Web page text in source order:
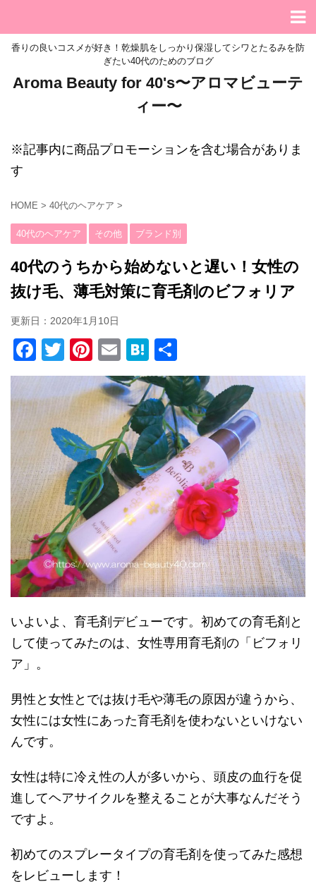
香りの良いコスメが好き！乾燥肌をしっかり保湿してシワとたるみを防
ぎたい40代のためのブログ
Aroma Beauty for 40's〜アロマビューテ
ィー〜
※記事内に商品プロモーションを含む場合がありま
す
HOME > 40代のヘアケア >
40代のヘアケア その他 ブランド別
40代のうちから始めないと遅い！女性の
抜け毛、薄毛対策に育毛剤のビフォリア
更新日： 2020年1月10日
F
a
c
e
b
o
o
k
T
wi
tt
er
Pi
nt
er
e
st
E
m
ail
H
at
e
n
a
有
いよいよ、育毛剤デビューです。初めての育毛剤と
して使ってみたのは、女性専用育毛剤の「ビフォリ
ア」。
男性と女性とでは抜け毛や薄毛の原因が違うから、
女性には女性にあった育毛剤を使わないといけない
んです。
女性は特に冷え性の人が多いから、頭皮の血行を促
進してヘアサイクルを整えることが大事なんだそう
ですよ。
初めてのスプレータイプの育毛剤を使ってみた感想
をレビューします！